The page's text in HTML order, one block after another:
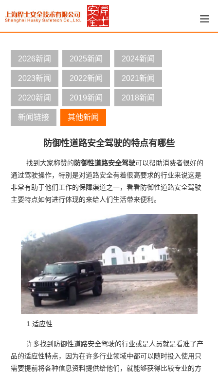
2026新闻 2025新闻 2024新闻
2023新闻 2022新闻 2021新闻
2020新闻 2019新闻 2018新闻
新闻链接 其他新闻
防御性道路安全驾驶的特点有哪些
找到大家称赞的防御性道路安全驾驶可以帮助消费者很好的
通过驾驶操作，特别是对道路安全有着很高要求的行业来说这是
非常有助于他们工作的保障渠道之一，看看防御性道路安全驾驶
主要特点如何进行体现的来给人们生活带来便利。
1.适应性
许多找到防御性道路安全驾驶的行业或是人员就是看准了产
品的适应性特点，因为在许多行业领域中都可以随时投入使用只
需要提前将各种信息资料提供给他们，就能够获得比较专业的方